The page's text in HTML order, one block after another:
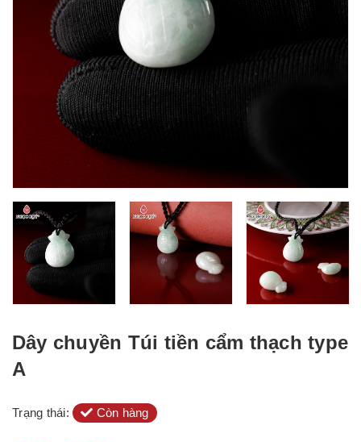
Dây chuyền Túi tiền cẩm thạch type
A
Trạng thái: Còn hàng